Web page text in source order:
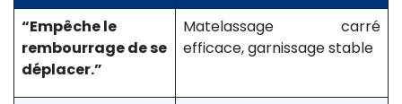
“Empêche le
rembourrage de se
déplacer.”
Matelassage carré
efficace, garnissage stable